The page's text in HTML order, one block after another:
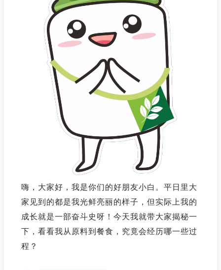
嗨，大家好，我是你们的好朋友小白。平日里大
家见到的都是我光鲜亮丽的样子，但实际上我的
成长就是一部奋斗史呀！今天我就带大家揭秘一
下，看看我从原料到餐食，究竟会经历哪一些过
程？